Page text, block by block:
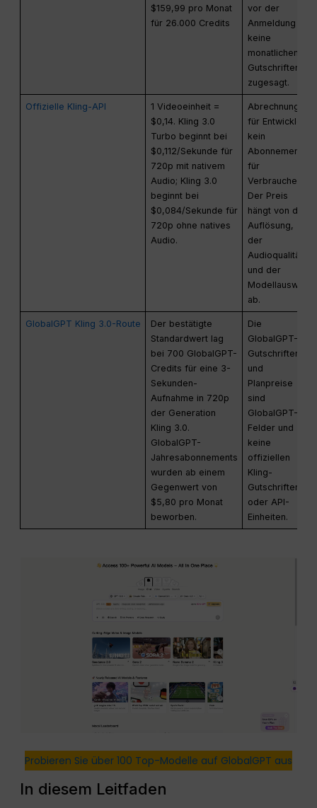
$159,99 pro Monat
für 26.000 Credits
vor der
Anmeldung
keine
monatlichen
Gutschriften
zugesagt.
Offizielle Kling-API
1 Videoeinheit =
$0,14. Kling 3.0
Turbo beginnt bei
$0,112/Sekunde für
720p mit nativem
Audio; Kling 3.0
beginnt bei
$0,084/Sekunde für
720p ohne natives
Audio.
Abrechnung
für Entwickler,
kein
Abonnement
für
Verbraucher.
Der Preis
hängt von der
Auflösung,
der
Audioqualität
und der
Modellauswahl
ab.
GlobalGPT Kling 3.0-Route
Der bestätigte
Standardwert lag
bei 700 GlobalGPT-
Credits für eine 3-
Sekunden-
Aufnahme in 720p
der Generation
Kling 3.0.
GlobalGPT-
Jahresabonnements
wurden ab einem
Gegenwert von
$5,80 pro Monat
beworben.
Die
GlobalGPT-
Gutschriften
und
Planpreise
sind
GlobalGPT-
Felder und
keine
offiziellen
Kling-
Gutschriften
oder API-
Einheiten.
Probieren Sie über 100 Top-Modelle auf GlobalGPT aus
In diesem Leitfaden